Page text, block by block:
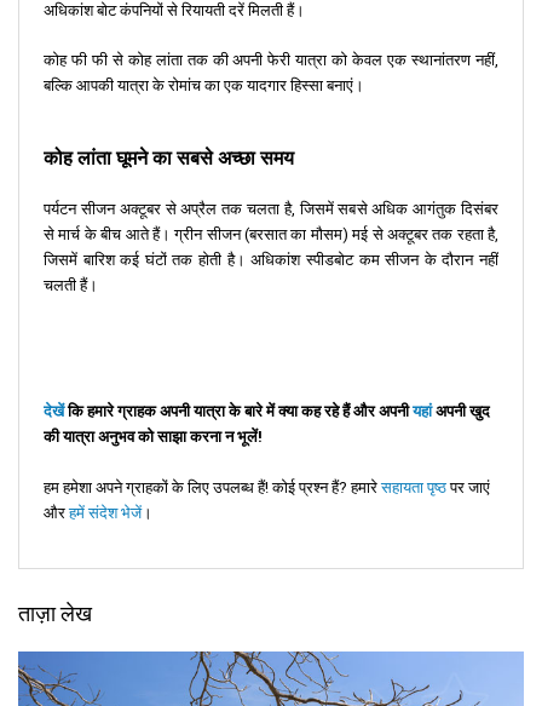
अधिकांश बोट कंपनियों से रियायती दरें मिलती हैं।
कोह फी फी से कोह लांता तक की अपनी फेरी यात्रा को केवल एक स्थानांतरण नहीं,
बल्कि आपकी यात्रा के रोमांच का एक यादगार हिस्सा बनाएं।
कोह लांता घूमने का सबसे अच्छा समय
पर्यटन सीजन अक्टूबर से अप्रैल तक चलता है, जिसमें सबसे अधिक आगंतुक दिसंबर
से मार्च के बीच आते हैं। ग्रीन सीजन (बरसात का मौसम) मई से अक्टूबर तक रहता है,
जिसमें बारिश कई घंटों तक होती है। अधिकांश स्पीडबोट कम सीजन के दौरान नहीं
चलती हैं।
देखेंकि हमारे ग्राहक अपनी यात्रा के बारे में क्या कह रहे हैं और अपनीयहांअपनी खुद
की यात्रा अनुभव को साझा करना न भूलें!
हम हमेशा अपने ग्राहकों के लिए उपलब्ध हैं! कोई प्रश्न हैं? हमारेसहायता पृष्ठपर जाएं
औरहमें संदेश भेजें।
ताज़ा लेख